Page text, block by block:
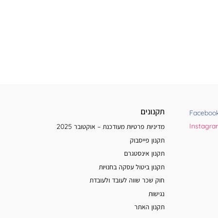
תקנונים
מדיניות פרטיות מעודכנת – אוקטובר 2025
תקנון פייסבוק
תקנון אינסטגרם
תקנון ביטול עסקה בחנויות
חוק שכר שווה לעובד ולעובדת
נגישות
תקנון האתר